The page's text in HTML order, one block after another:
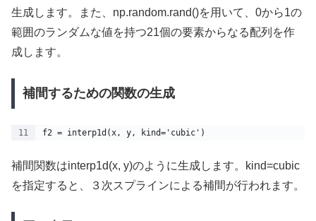
生成します。また、np.random.rand()を用いて、0から1の
範囲のランダムな値を持つ21個の要素からなる配列を作
成します。
補間するための関数の生成
f2 = interp1d(x, y, kind='cubic')
補間関数はinterp1d(x, y)のように生成します。kind=cubic
を指定すると、３次スプラインによる補間が行われます。